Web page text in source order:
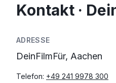
Kontakt ·
ADRESSE
DeinFilmFür, Aachen
Telefon: +49 241 9978 300